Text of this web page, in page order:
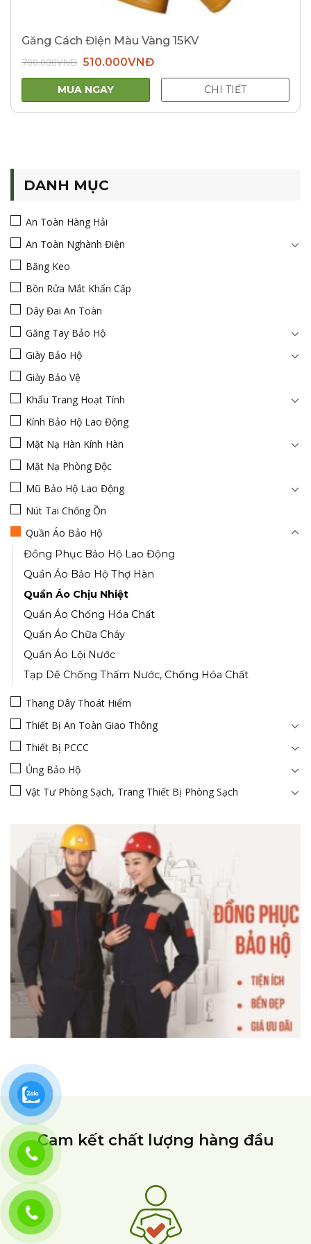
Găng Cách Điện Màu Vàng 15KV
700.000VNĐ Giá
gốc
là:
700.000VNĐ.
510.000VNĐGiá
tại
510.000VNĐ.
MUA NGAY CHI TIẾT
DANH MỤC
An Toàn Hàng Hải
An Toàn Nghành Điện
Băng Keo
Bồn Rửa Mắt Khẩn Cấp
Dây Đai An Toàn
Găng Tay Bảo Hộ
Giày Bảo Hộ
Giày Bảo Vệ
Khẩu Trang Hoạt Tính
Kính Bảo Hộ Lao Động
Mặt Nạ Hàn Kính Hàn
Mặt Nạ Phòng Độc
Mũ Bảo Hộ Lao Động
Nút Tai Chống Ồn
Quần Áo Bảo Hộ
Đồng Phục Bảo Hộ Lao Động
Quần Áo Bảo Hộ Thợ Hàn
Quần Áo Chịu Nhiệt
Quần Áo Chống Hóa Chất
Quần Áo Chữa Cháy
Quần Áo Lội Nước
Tạp Dề Chống Thấm Nước, Chống Hóa Chất
Thang Dây Thoát Hiểm
Thiết Bị An Toàn Giao Thông
Thiết Bị PCCC
Ủng Bảo Hộ
Vật Tư Phòng Sạch, Trang Thiết Bị Phòng Sạch
Cam kết chất lượng hàng đầu